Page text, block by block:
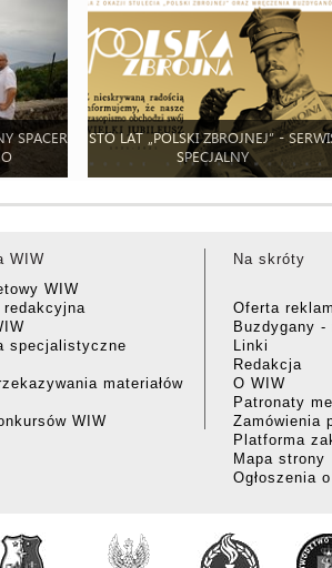
SPACER
STO LAT „POLSKI ZBROJNEJ” -
SPECJALNY
WIW
WIW
redakcyjna
specjalistyczne
materiałów
WIW
Na skróty
Oferta
Buzdygany -
Linki
Redakcja
O WIW
Patronaty
Zamówienia
Platforma
Mapa strony
Ogłoszenia